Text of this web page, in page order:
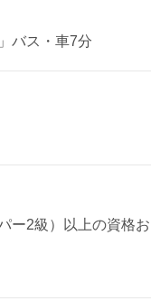
バス・車7分
ー2級）以上の資格お